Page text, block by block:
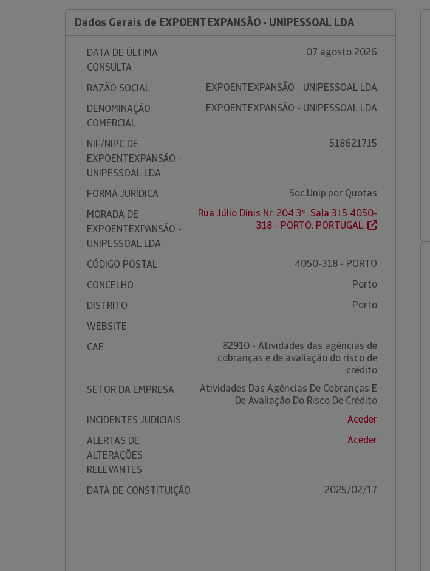
Dados Gerais de EXPOENTEXPANSÃO - UNIPESSOAL LDA
DATA DE ÚLTIMA
CONSULTA
07 agosto 2026
RAZÃO SOCIAL
EXPOENTEXPANSÃO - UNIPESSOAL LDA
DENOMINAÇÃO
COMERCIAL
EXPOENTEXPANSÃO - UNIPESSOAL LDA
NIF/NIPC DE
EXPOENTEXPANSÃO -
UNIPESSOAL LDA
518621715
FORMA JURÍDICA
Soc.Unip.por Quotas
MORADA DE
EXPOENTEXPANSÃO -
UNIPESSOAL LDA
Rua Júlio Dinis Nr. 204 3º, Sala 315 4050-
318 - PORTO. PORTUGAL.
CÓDIGO POSTAL
4050-318 - PORTO
CONCELHO
Porto
DISTRITO
Porto
WEBSITE
CAE
82910 - Atividades das agências de
cobranças e de avaliação do risco de
crédito
SETOR DA EMPRESA
Atividades Das Agências De Cobranças E
De Avaliação Do Risco De Crédito
INCIDENTES JUDICIAIS
Aceder
ALERTAS DE
ALTERAÇÕES
RELEVANTES
Aceder
DATA DE CONSTITUIÇÃO 2025/02/17